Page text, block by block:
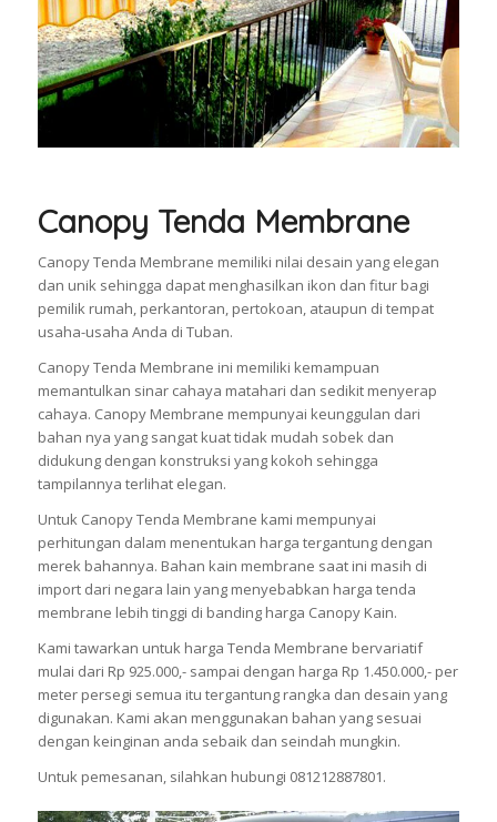
Canopy Tenda Membrane
Canopy Tenda Membrane memiliki nilai desain yang elegan
dan unik sehingga dapat menghasilkan ikon dan fitur bagi
pemilik rumah, perkantoran, pertokoan, ataupun di tempat
usaha-usaha Anda di Tuban.
Canopy Tenda Membrane ini memiliki kemampuan
memantulkan sinar cahaya matahari dan sedikit menyerap
cahaya. Canopy Membrane mempunyai keunggulan dari
bahan nya yang sangat kuat tidak mudah sobek dan
didukung dengan konstruksi yang kokoh sehingga
tampilannya terlihat elegan.
Untuk Canopy Tenda Membrane kami mempunyai
perhitungan dalam menentukan harga tergantung dengan
merek bahannya. Bahan kain membrane saat ini masih di
import dari negara lain yang menyebabkan harga tenda
membrane lebih tinggi di banding harga Canopy Kain.
Kami tawarkan untuk harga Tenda Membrane bervariatif
mulai dari Rp 925.000,- sampai dengan harga Rp 1.450.000,- per
meter persegi semua itu tergantung rangka dan desain yang
digunakan. Kami akan menggunakan bahan yang sesuai
dengan keinginan anda sebaik dan seindah mungkin.
Untuk pemesanan, silahkan hubungi 081212887801.